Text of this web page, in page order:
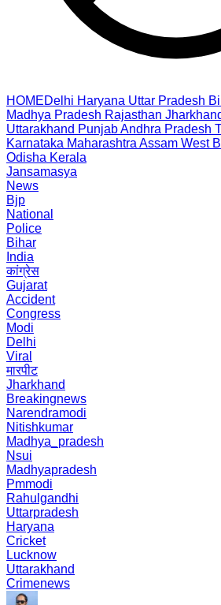
HOMEDelhi Haryana Uttar Pradesh
Madhya Pradesh Rajasthan
Uttarakhand PunjabAndhra Pradesh
Karnataka Maharashtra Assam West
Odisha Kerala
Jansamasya
News
Bjp
National
Police
Bihar
India
कांग्रेस
Gujarat
Accident
Congress
Modi
Delhi
Viral
मारपीट
Jharkhand
Breakingnews
Narendramodi
Nitishkumar
Madhya_pradesh
Nsui
Madhyapradesh
Pmmodi
Rahulgandhi
Uttarpradesh
Haryana
Cricket
Lucknow
Uttarakhand
Crimenews